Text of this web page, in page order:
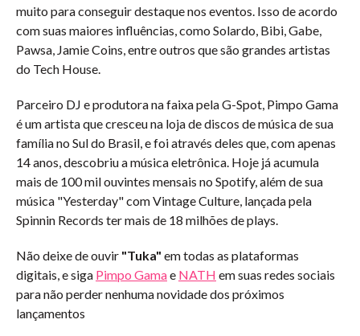
muito para conseguir destaque nos eventos. Isso de acordo
com suas maiores influências, como Solardo, Bibi, Gabe,
Pawsa, Jamie Coins, entre outros que são grandes artistas
do Tech House.
Parceiro DJ e produtora na faixa pela G-Spot, Pimpo Gama
é um artista que cresceu na loja de discos de música de sua
família no Sul do Brasil, e foi através deles que, com apenas
14 anos, descobriu a música eletrônica. Hoje já acumula
mais de 100 mil ouvintes mensais no Spotify, além de sua
música "Yesterday" com Vintage Culture, lançada pela
Spinnin Records ter mais de 18 milhões de plays.
Não deixe de ouvir "Tuka" em todas as plataformas
digitais, e siga Pimpo Gamae NATH em suas redes sociais
para não perder nenhuma novidade dos próximos
lançamentos